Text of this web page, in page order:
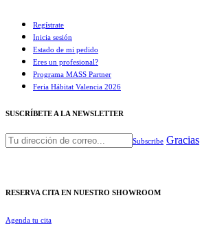
Regístrate
Inicia sesión
Estado de mi pedido
Eres un profesional?
Programa MASS Partner
Feria Hábitat Valencia 2026​
SUSCRÍBETE A LA NEWSLETTER
Subscribe Gracias
RESERVA CITA EN NUESTRO SHOWROOM
Agenda tu cita